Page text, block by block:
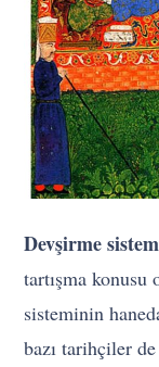
Devşirme
tartışma
sisteminin
bazı tarihçiler